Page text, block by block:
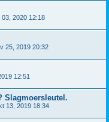
03, 2020 12:18
25, 2019 20:32
12:51
Slagmoersleutel.
13, 2019 18:34